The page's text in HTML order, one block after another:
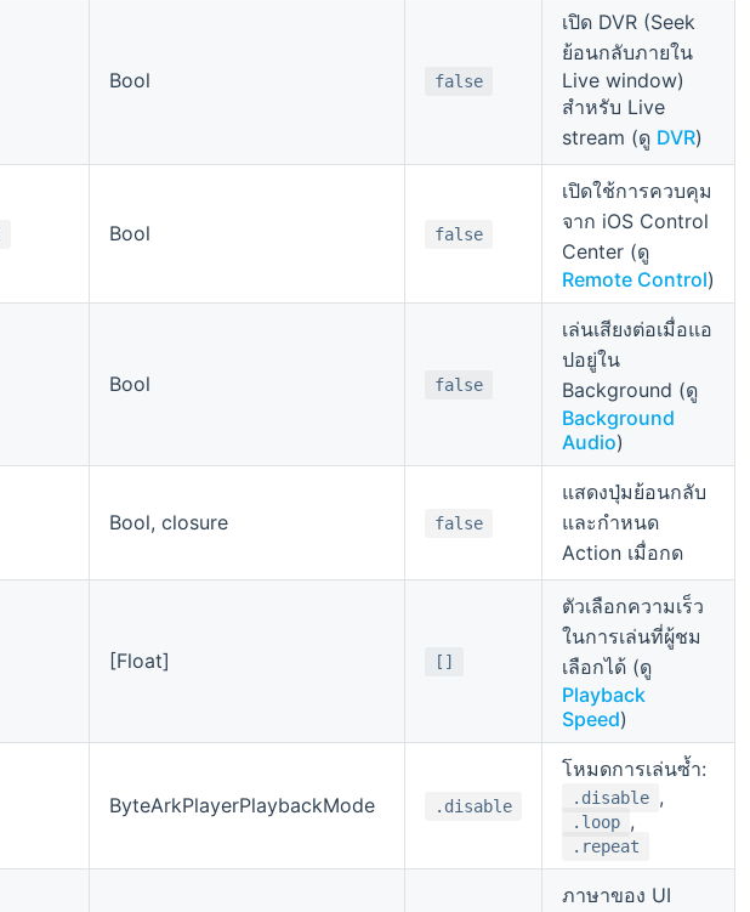
Bool false
เปิด DVR (Seek
ย้อนกลับภายใน
Live window)
สำหรับ Live
stream (ดู DVR)
Bool false
เปิดใช้การควบคุม
จาก iOS Control
Center (ดู
Remote Control)
Bool false
เล่นเสียงต่อเมื่อแอ
ปอยู่ใน
Background (ดู
Background
Audio)
Bool, closure false
แสดงปุ่มย้อนกลับ
และกำหนด
Action เมื่อกด
[Float] []
ตัวเลือกความเร็ว
ในการเล่นที่ผู้ชม
เลือกได้ (ดู
Playback
Speed)
ByteArkPlayerPlaybackMode .disable
โหมดการเล่นซ้ำ:
.disable ,
.loop ,
.repeat
ภาษาของ UI